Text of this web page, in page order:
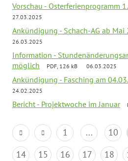
Vorschau - Osterferienprogramm
27.03.2025
Ankündigung - Schach-AG ab Mai
26.03.2025
Information -
möglich
PDF, 126 kB 06.03.2025
Ankündigung - Fasching am
24.02.2025
Bericht - Projektwoche im Januar
1 ... 10
14
15 16 17 18